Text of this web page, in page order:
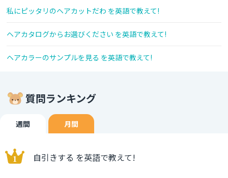
私にピッタリのヘアカットだわ を英語で教えて!
ヘアカタログからお選びください を英語で教えて!
ヘアカラーのサンプルを見る を英語で教えて!
質問ランキング
週間 月間
自引きする を英語で教えて!